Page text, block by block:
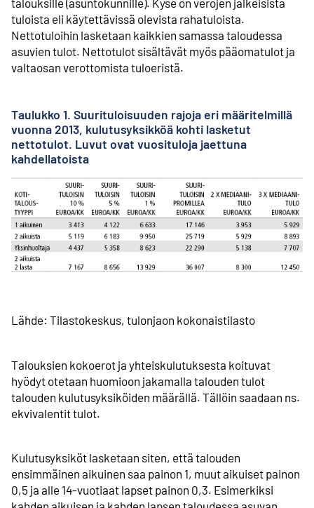
talouksille (asuntokunnille). Kyse on verojen jälkeisistä
tuloista eli käytettävissä olevista rahatuloista.
Nettotuloihin lasketaan kaikkien samassa taloudessa
asuvien tulot. Nettotulot sisältävät myös pääomatulot ja
valtaosan verottomista tuloeristä.
Taulukko 1. Suurituloisuuden rajoja eri määritelmillä
vuonna 2013, kulutusyksikköä kohti lasketut
nettotulot. Luvut ovat vuosituloja jaettuna
kahdellatoista
Lähde: Tilastokeskus, tulonjaon kokonaistilasto
Talouksien kokoerot ja yhteiskulutuksesta koituvat
hyödyt otetaan huomioon jakamalla talouden tulot
talouden kulutusyksiköiden määrällä. Tällöin saadaan ns.
ekvivalentit tulot.
Kulutusyksiköt lasketaan siten, että talouden
ensimmäinen aikuinen saa painon 1, muut aikuiset painon
0,5 ja alle 14-vuotiaat lapset painon 0,3. Esimerkiksi